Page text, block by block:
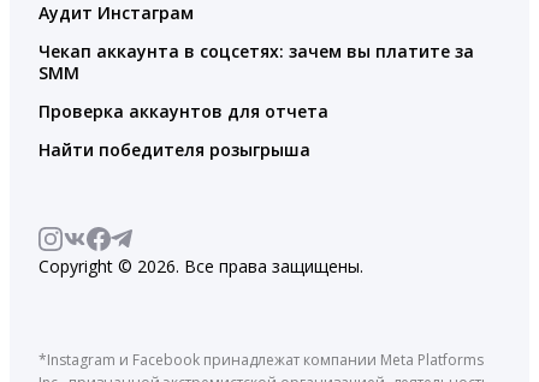
Аудит Инстаграм
Чекап аккаунта в соцсетях: зачем вы платите за
SMM
Проверка аккаунтов для отчета
Найти победителя розыгрыша
Copyright © 2026. Все права защищены.
*Instagram и Facebook принадлежат компании Meta Platforms